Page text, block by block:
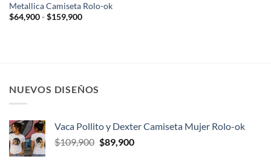
Metallica Camiseta Rolo-ok
$64,900 - $159,900Rango
NUEVOS DISEÑOS
Vaca Pollito y Dexter Camiseta Mujer Rolo-ok
$109,900 El
$89,900El